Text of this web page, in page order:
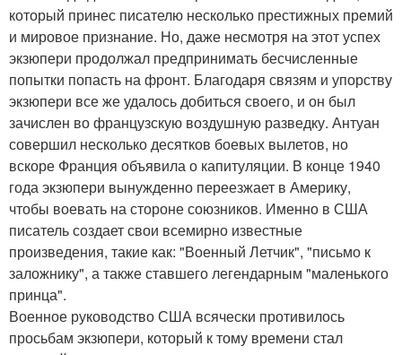
который принес писателю несколько престижных премий
и мировое признание. Но, даже несмотря на этот успех
экзюпери продолжал предпринимать бесчисленные
попытки попасть на фронт. Благодаря связям и упорству
экзюпери все же удалось добиться своего, и он был
зачислен во французскую воздушную разведку. Антуан
совершил несколько десятков боевых вылетов, но
вскоре Франция объявила о капитуляции. В конце 1940
года экзюпери вынужденно переезжает в Америку,
чтобы воевать на стороне союзников. Именно в США
писатель создает свои всемирно известные
произведения, такие как: "Военный Летчик", "письмо к
заложнику", а также ставшего легендарным "маленького
принца".
Военное руководство США всячески противилось
просьбам экзюпери, который к тому времени стал